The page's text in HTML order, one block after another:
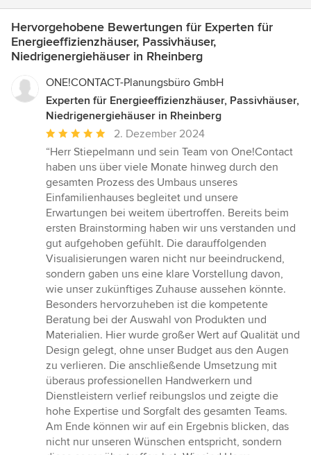
Hervorgehobene Bewertungen für Experten für
Energieeffizienzhäuser, Passivhäuser,
Niedrigenergiehäuser in Rheinberg
ONE!CONTACT-Planungsbüro GmbH
Experten für Energieeffizienzhäuser, Passivhäuser,
Niedrigenergiehäuser in Rheinberg
Durchschnittliche
Bewertung:
5
von
5
Sternen
2. Dezember 2024
“Herr Stiepelmann und sein Team von One!Contact
haben uns über viele Monate hinweg durch den
gesamten Prozess des Umbaus unseres
Einfamilienhauses begleitet und unsere
Erwartungen bei weitem übertroffen. Bereits beim
ersten Brainstorming haben wir uns verstanden und
gut aufgehoben gefühlt. Die darauffolgenden
Visualisierungen waren nicht nur beeindruckend,
sondern gaben uns eine klare Vorstellung davon,
wie unser zukünftiges Zuhause aussehen könnte.
Besonders hervorzuheben ist die kompetente
Beratung bei der Auswahl von Produkten und
Materialien. Hier wurde großer Wert auf Qualität und
Design gelegt, ohne unser Budget aus den Augen
zu verlieren. Die anschließende Umsetzung mit
überaus professionellen Handwerkern und
Dienstleistern verlief reibungslos und zeigte die
hohe Expertise und Sorgfalt des gesamten Teams.
Am Ende können wir auf ein Ergebnis blicken, das
nicht nur unseren Wünschen entspricht, sondern